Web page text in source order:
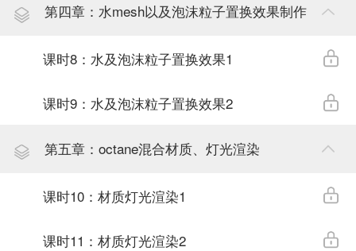
第四章：水mesh以及泡沫粒子置换效果制作
课时8：水及泡沫粒子置换效果1
课时9：水及泡沫粒子置换效果2
第五章：octane混合材质、灯光渲染
课时10：材质灯光渲染1
课时11：材质灯光渲染2